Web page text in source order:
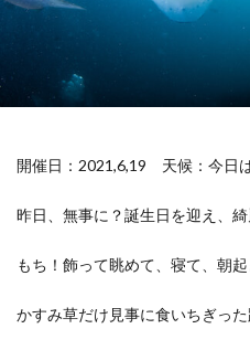
開催日：2021,6,19 天候：今日
昨日、無事に？誕生日を迎え、
もち！飾って眺めて、寝て、朝
かすみ草だけ見事に食いちぎった